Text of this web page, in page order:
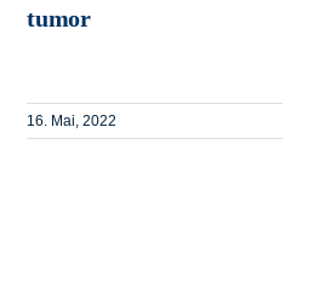
tumor
16. Mai, 2022